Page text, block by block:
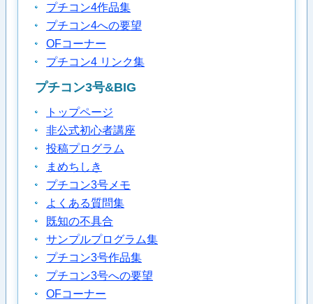
プチコン4作品集
プチコン4への要望
OFコーナー
プチコン4 リンク集
プチコン3号&BIG
トップページ
非公式初心者講座
投稿プログラム
まめちしき
プチコン3号メモ
よくある質問集
既知の不具合
サンプルプログラム集
プチコン3号作品集
プチコン3号への要望
OFコーナー